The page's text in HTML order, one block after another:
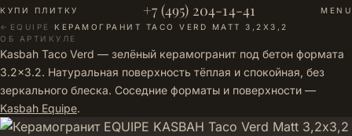
КУПИ ПЛИТКУ +7 (495) 204-14-41
MENU
← EQUIPE · КЕРАМОГРАНИТ TACO VERD MATT 3,2Х3,2
ОБ АРТИКУЛЕ
Kasbah Taco Verd — зелёный керамогранит под бетон формата
3.2×3.2. Натуральная поверхность тёплая и спокойная, без
зеркального блеска. Соседние форматы и поверхности —
Kasbah Equipe.